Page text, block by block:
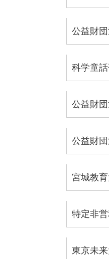
公益財
科学童
公益財
公益財
宮城教
特定非
東京未